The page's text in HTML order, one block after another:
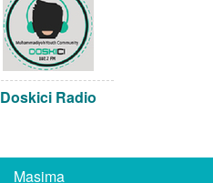
Doskici Radio
Masima